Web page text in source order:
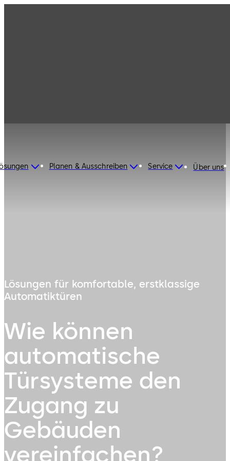
Planen & Ausschreiben Service Über uns
Lösungen für komfortable, erstklassige
Automatiktüren
Wie können
automatische
Türsysteme den
Zugang zu
Gebäuden
vereinfachen?